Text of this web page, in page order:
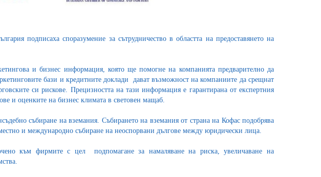
подписаха споразумение за сътрудничество в областта на предоставянето на
и бизнес информация, която ще помогне на компанията предварително да
бази и кредитните доклади дават възможност на компаниите да срещнат
си рискове. Прецизността на тази информация е гарантирана от експертния
и оценките на бизнес климата в световен мащаб.
събиране на вземания. Събирането на вземания от страна на Кофас подобрява
и международно събиране на неоспорвани дългове между юридически лица.
към фирмите с цел подпомагане за намаляване на риска, увеличаване на